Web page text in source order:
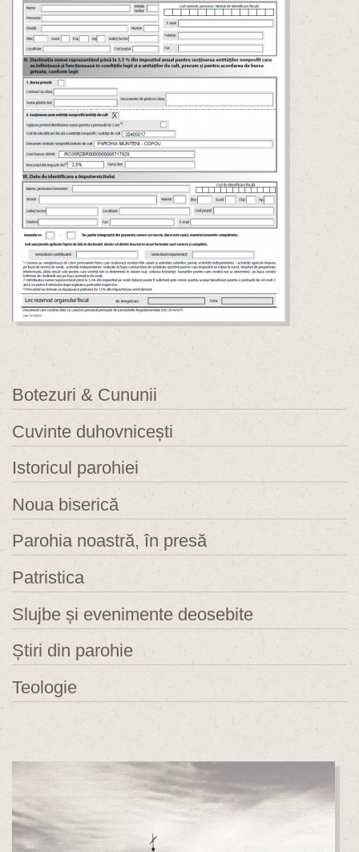
Botezuri & Cununii
Cuvinte duhovnicești
Istoricul parohiei
Noua biserică
Parohia noastră, în presă
Patristica
Slujbe și evenimente deosebite
Știri din parohie
Teologie